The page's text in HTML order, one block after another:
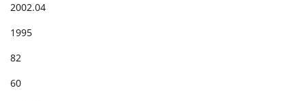
2002.04
1995
82
60